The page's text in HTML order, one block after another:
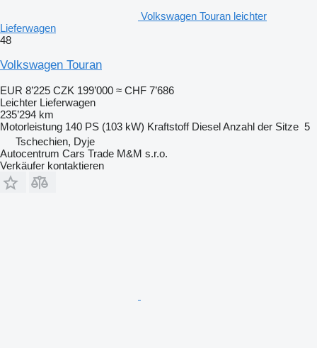
Volkswagen Touran leichter
Lieferwagen
48
Volkswagen Touran
EUR 8’225 CZK 199’000 ≈ CHF 7’686
Leichter Lieferwagen
235’294 km
Motorleistung 140 PS (103 kW) Kraftstoff DieselAnzahl der Sitze 5
Tschechien, Dyje
Autocentrum Cars Trade M&M s.r.o.
Verkäufer kontaktieren